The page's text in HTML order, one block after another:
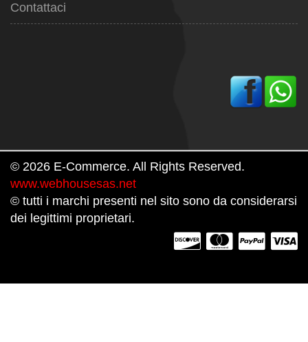
Contattaci
© 2026 E-Commerce. All Rights Reserved.
www.webhousesas.net
© tutti i marchi presenti nel sito sono da considerarsi
dei legittimi proprietari.